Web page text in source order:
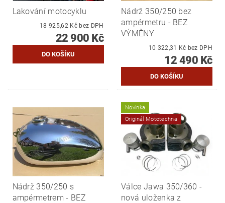
Lakování motocyklu
18 925,62 Kč bez DPH
22 900 Kč
Nádrž 350/250 bez
ampérmetru - BEZ
VÝMĚNY
10 322,31 Kč bez DPH
12 490 Kč
Nádrž 350/250 s
ampérmetrem - BEZ
Novinka
Originál Mototechna
Válce Jawa 350/360 -
nová uloženka z